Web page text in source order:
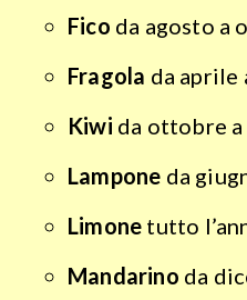
Fico da agosto a
Fragola da aprile
Kiwi da ottobre a
Lampone da
Limone tutto
Mandarino da